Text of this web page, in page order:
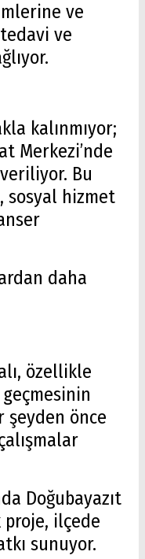
ve
ve
kalınmıyor;
Merkezi’nde
Bu
sosyal hizmet
daha
özellikle
şeyden önce
Doğubayazıt
ilçede
sunuyor.